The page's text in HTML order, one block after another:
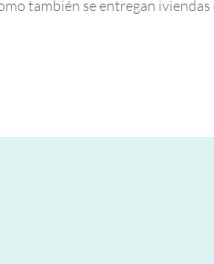
también se entregan